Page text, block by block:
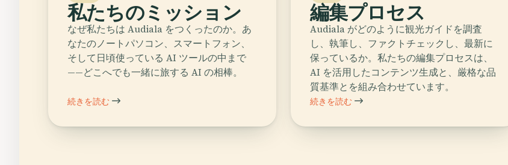
私たちのミッション
なぜ私たちは Audiala をつくったのか。あ
なたのノートパソコン、スマートフォン、
そして日頃使っている AI ツールの中まで
——どこへでも一緒に旅する AI の相棒。
続きを読む
編集プロセス
Audiala がどのように観光ガイドを調査
し、執筆し、ファクトチェックし、最新に
保っているか。私たちの編集プロセスは、
AI を活用したコンテンツ生成と、厳格な品
質基準とを組み合わせています。
続きを読む